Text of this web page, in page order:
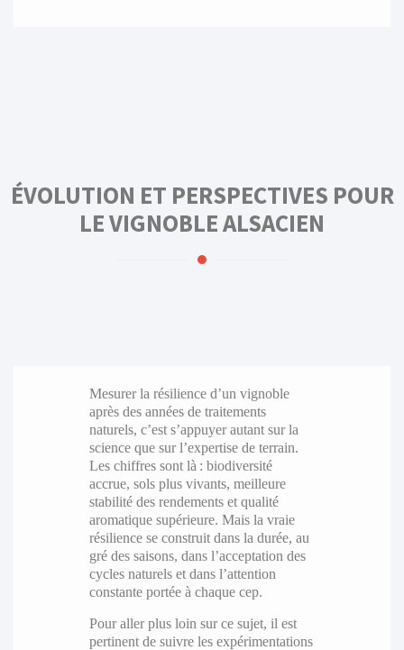
ÉVOLUTION ET PERSPECTIVES POUR
LE VIGNOBLE ALSACIEN
Mesurer la résilience d’un vignoble
après des années de traitements
naturels, c’est s’appuyer autant sur la
science que sur l’expertise de terrain.
Les chiffres sont là : biodiversité
accrue, sols plus vivants, meilleure
stabilité des rendements et qualité
aromatique supérieure. Mais la vraie
résilience se construit dans la durée, au
gré des saisons, dans l’acceptation des
cycles naturels et dans l’attention
constante portée à chaque cep.
Pour aller plus loin sur ce sujet, il est
pertinent de suivre les expérimentations